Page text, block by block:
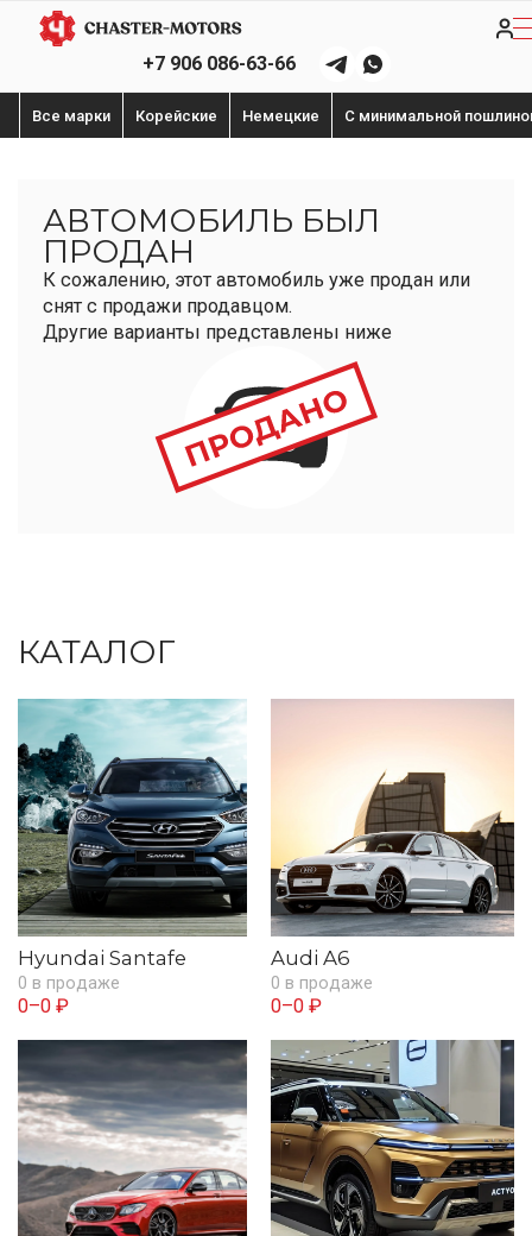
+7 906 086-63-66
Все марки Корейские Немецкие С минимальной
АВТОМОБИЛЬ БЫЛ
ПРОДАН
К сожалению, этот автомобиль уже продан или
снят с продажи продавцом.
Другие варианты представлены ниже
КАТАЛОГ
Hyundai Santafe
0 в продаже
0–0 ₽
Audi A6
0 в продаже
0–0 ₽